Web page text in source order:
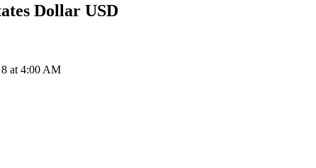
Dollar USD
at 4:00 AM